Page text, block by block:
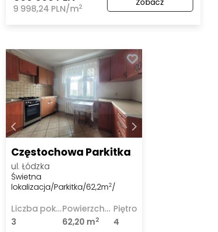
9 998,24 PLN/m2 Zobacz
Częstochowa Parkitka
ul. Łódzka
Świetna
lokalizacja/Parkitka/62,2m2/
Liczba pokoi
3
Powierzchnia
62,20 m2
Piętro
4